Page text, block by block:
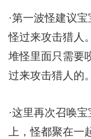
·第一波怪建议
怪过来攻击猎人
堆怪里面只需要
过来攻击猎人的。
·这里再次召唤
上，怪都聚在一